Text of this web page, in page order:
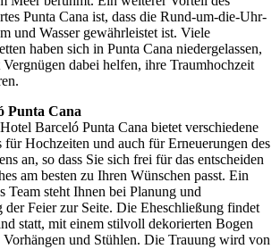
Punta Cana ist, dass die Rund-um-die-Uhr-
und Wasser gewährleistet ist. Viele
haben sich in Punta Cana niedergelassen,
dabei helfen, ihre Traumhochzeit
Punta Cana
Barceló Punta Cana bietet verschiedene
für Hochzeiten und auch für Erneuerungen des
an, so dass Sie sich frei für das entscheiden
am besten zu Ihren Wünschen passt. Ein
Team steht Ihnen bei Planung und
Feier zur Seite. Die Eheschließung findet
statt, mit einem stilvoll dekorierten Bogen
und Stühlen. Die Trauung wird von